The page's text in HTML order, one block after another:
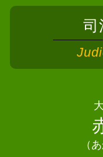
個人再生 最
任意整理 和
自己破産 デ
債務整理 手
債務整理 ク
任意整理とは
相続 不動産
遺産分割協
法定相続人
法定相続人
遺言書 検認
相続登記 義
遺産分割協
遺産分割協
相続放棄手
債務整理 司
相続 司法書
相続 司法書
債務整理 司
債務整理 司
相続 司法書
相続 司法書
相続 司法書
司
（